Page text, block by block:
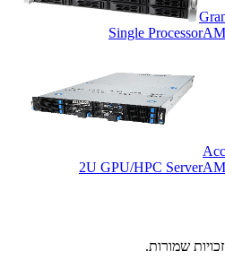
Single Processor
2U GPU/HPC Server